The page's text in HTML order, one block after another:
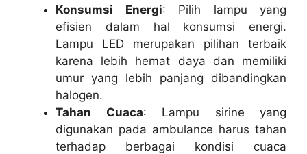
Konsumsi Energi: Pilih lampu yang
efisien dalam hal konsumsi energi.
Lampu LED merupakan pilihan terbaik
karena lebih hemat daya dan memiliki
umur yang lebih panjang dibandingkan
halogen.
Tahan Cuaca: Lampu sirine yang
digunakan pada ambulance harus tahan
terhadap berbagai kondisi cuaca